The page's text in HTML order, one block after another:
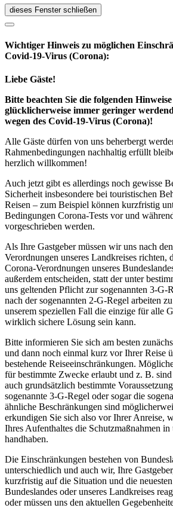
dieses Fenster schließen
Wichtiger Hinweis zu möglichen
Covid-19-Virus (Corona):
Liebe Gäste!
Bitte beachten Sie die folgenden
glücklicherweise immer geringer
wegen des Covid-19-Virus (Corona)!
Alle Gäste dürfen von uns beherbergt
Rahmenbedingungen nachhaltig erfüllt
herzlich willkommen!
Auch jetzt gibt es allerdings noch gewisse
Sicherheit insbesondere bei touristischen
Reisen – zum Beispiel können kurzfristig
Bedingungen Corona-Tests vor und
vorgeschrieben werden.
Als Ihre Gastgeber müssen wir uns nach
Verordnungen unseres Landkreises richten,
Corona-Verordnungen unseres
außerdem entscheiden, statt der unter
uns geltenden Pflicht zur sogenannten 3-G-
nach der sogenannten 2-G-Regel arbeiten
unserem speziellen Fall die einzige für alle
wirklich sichere Lösung sein kann.
Bitte informieren Sie sich am besten
und dann noch einmal kurz vor Ihrer Reise
bestehende Reiseeinschränkungen.
für bestimmte Zwecke erlaubt und z. B.
auch grundsätzlich bestimmte
sogenannte 3-G-Regel oder sogar die
ähnliche Beschränkungen sind
erkundigen Sie sich also vor Ihrer Anreise,
Ihres Aufenthaltes die Schutzmaßnahmen in
handhaben.
Die Einschränkungen bestehen von
unterschiedlich und auch wir, Ihre
kurzfristig auf die Situation und die
Bundeslandes oder unseres Landkreises
oder müssen uns den aktuellen